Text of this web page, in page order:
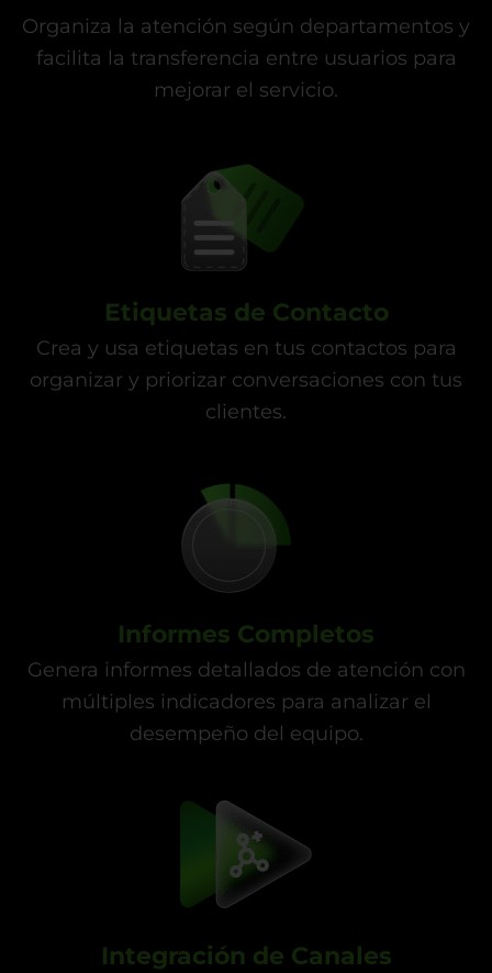
Organiza la atención según departamentos y
facilita la transferencia entre usuarios para
mejorar el servicio.
Etiquetas de Contacto
Crea y usa etiquetas en tus contactos para
organizar y priorizar conversaciones con tus
clientes.
Informes Completos
Genera informes detallados de atención con
múltiples indicadores para analizar el
desempeño del equipo.
Integración de Canales